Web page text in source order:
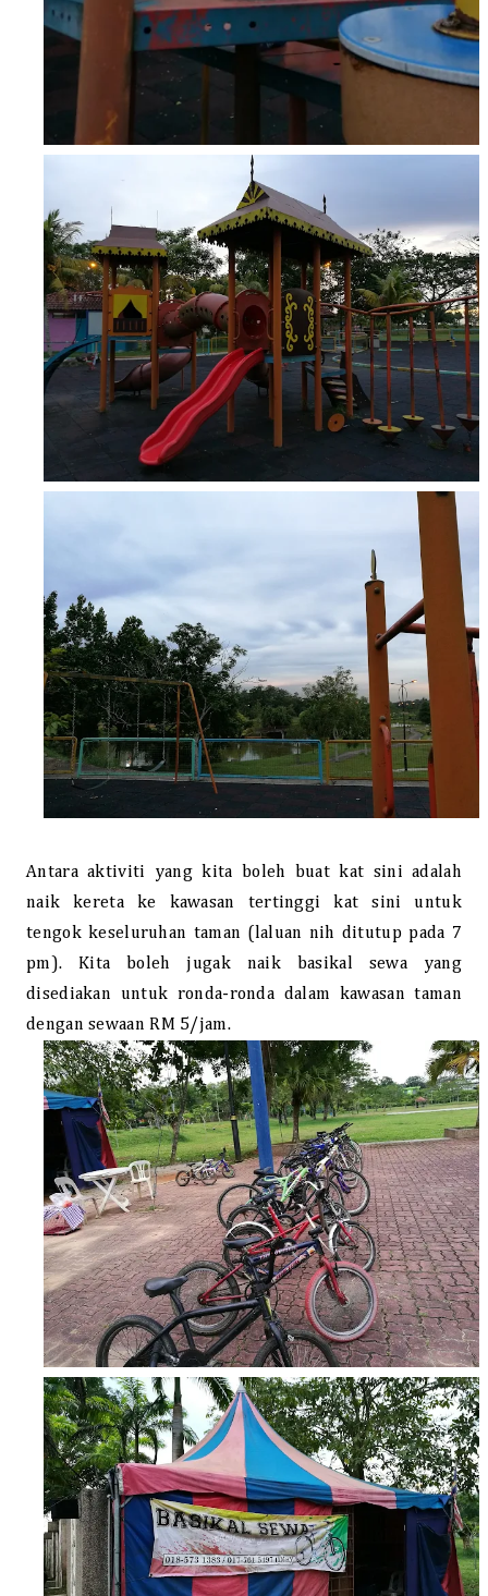
Antara aktiviti yang kita boleh buat kat sini adalah
naik kereta ke kawasan tertinggi kat sini untuk
tengok keseluruhan taman (laluan nih ditutup pada 7
pm). Kita boleh jugak naik basikal sewa yang
disediakan untuk ronda-ronda dalam kawasan taman
dengan sewaan RM 5/jam.